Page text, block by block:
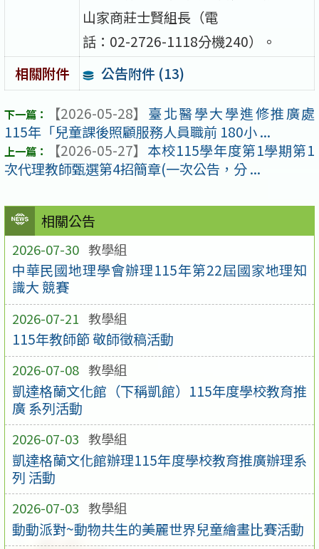
相關公告
2026-07-30 教學組
中華民國地理學會辦理115年第22屆國家地理知
識大 競賽
2026-07-21 教學組
115年教師節 敬師徵稿活動
2026-07-08 教學組
凱達格蘭文化館（下稱凱館）115年度學校教育推
廣 系列活動
2026-07-03 教學組
凱達格蘭文化館辦理115年度學校教育推廣辦理系
列 活動
2026-07-03 教學組
動動派對~動物共生的美麗世界兒童繪畫比賽活動
山家商莊士賢組長（電
話：02-2726-1118分機240）。
相關附件
公告附件 (13)
【2026-05-28】 臺北醫學大學進修推廣處
115年「兒童課後照顧服務人員職前 180小 ...
【2026-05-27】 本校115學年度第1學期第1
次代理教師甄選第4招簡章(一次公告，分 ...